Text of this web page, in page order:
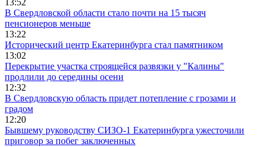
13:52
В Свердловской области стало почти на 15 тысяч
пенсионеров меньше
13:22
Исторический центр Екатеринбурга стал памятником
13:02
Перекрытие участка строящейся развязки у "Калины"
продлили до середины осени
12:32
В Свердловскую область придет потепление с грозами и
градом
12:20
Бывшему руководству СИЗО-1 Екатеринбурга ужесточили
приговор за побег заключенных